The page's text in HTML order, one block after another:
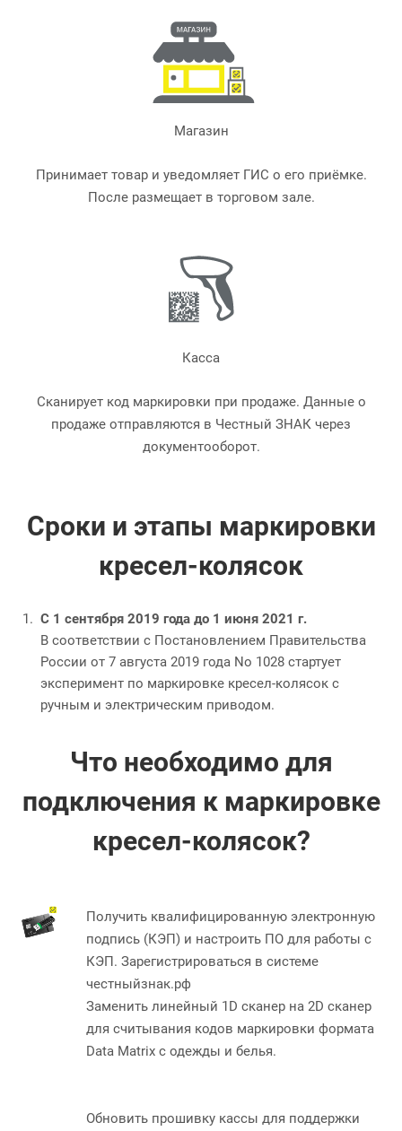
Магазин
Принимает товар и уведомляет ГИС о его приёмке.
После размещает в торговом зале.
Касса
Сканирует код маркировки при продаже. Данные о
продаже отправляются в Честный ЗНАК через
документооборот.
Сроки и этапы маркировки
кресел-колясок
С 1 сентября 2019 года до 1 июня 2021 г.
В соответствии с Постановлением Правительства
России от 7 августа 2019 года No 1028 стартует
эксперимент по маркировке кресел-колясок с
ручным и электрическим приводом.
Что необходимо для
подключения к маркировке
кресел-колясок?
Получить квалифицированную электронную
подпись (КЭП) и настроить ПО для работы с
КЭП. Зарегистрироваться в системе
честныйзнак.рф
Заменить линейный 1D сканер на 2D сканер
для считывания кодов маркировки формата
Data Matrix с одежды и белья.
Обновить прошивку кассы для поддержки